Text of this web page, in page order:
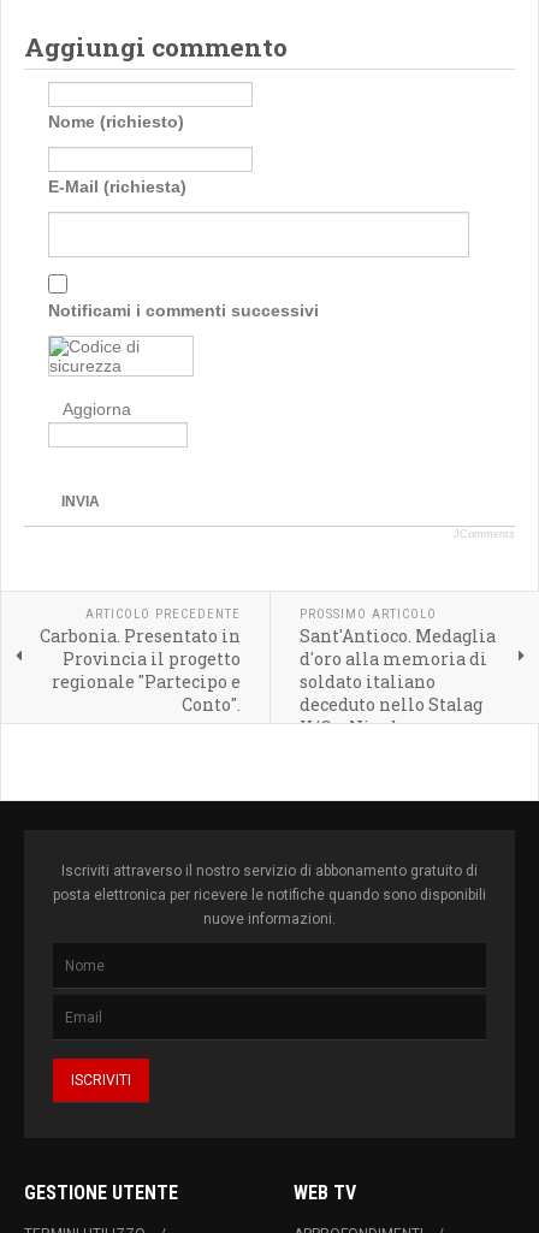
Aggiungi commento
Nome (richiesto)
E-Mail (richiesta)
Notificami i commenti successivi
Aggiorna
INVIA
JComments
ARTICOLO PRECEDENTE
Carbonia. Presentato in
Provincia il progetto
regionale "Partecipo e
Conto".
PROSSIMO ARTICOLO
Sant'Antioco. Medaglia
d'oro alla memoria di
soldato italiano
deceduto nello Stalag
X/C – Nienburg
Iscriviti attraverso il nostro servizio di abbonamento gratuito di
posta elettronica per ricevere le notifiche quando sono disponibili
nuove informazioni.
GESTIONE UTENTE WEB TV